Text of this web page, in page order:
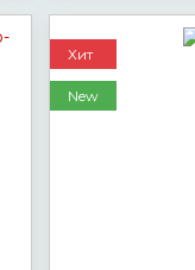
Хит
New